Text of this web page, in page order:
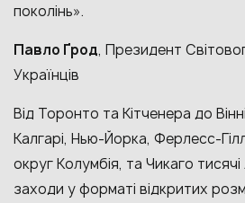
поколінь».
Павло Ґрод, Президент
Українців
Від Торонто та Кітченера до
Калгарі, Нью-Йорка, Ферлесс-
округ Колумбія, та Чикаго
заходи у форматі відкритих